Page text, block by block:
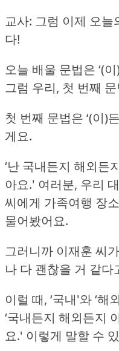
교사: 그럼 이제 오늘
다!
오늘 배울 문법은 ‘(
그럼 우리, 첫 번째
첫 번째 문법은 ‘(이)
게요.
‘난 국내든지 해외든
아요.' 여러분, 우리
씨에게 가족여행 장
물어봤어요.
그러니까 이재훈 씨
나 다 괜찮을 거 같다
이럴 때, ‘국내'와 ‘해
‘국내든지 해외든지
요.' 이렇게 말할 수